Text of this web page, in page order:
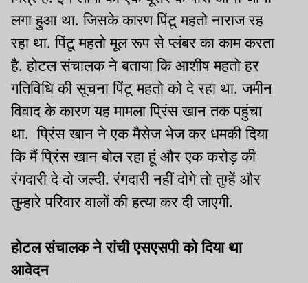
लगा हुआ था. जिसके कारण पिंटू महतो नाराज रह
रहा था. पिंटू महतो मूल रूप से प्लंबर का काम करता
है. होटल संचालक ने बताया कि आशीष महतो हर
गतिविधि की सूचना पिंटू महतो को दे रहा था. जमीन
विवाद के कारण यह मामला प्रिंस खान तक पहुंचा
था. प्रिंस खान ने एक मैसेज भेज कर धमकी दिया
कि मैं प्रिंस खान बोल रहा हूं और एक करोड़ की
रंगदारी दे दो जल्दी. रंगदारी नहीं दोगे तो तुम्हें और
तुम्हारे परिवार वालों की हत्या कर दी जाएगी.
होटल संचालक ने रांची एसएसपी को दिया था
आवेदन